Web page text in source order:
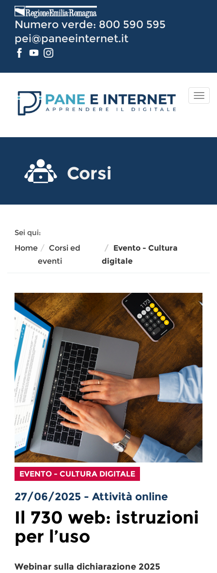
Contenuto
Numero verde: 800 590 595
pei@paneeinternet.it
Corsi
Sei qui:
Home
Corsi ed
eventi
Evento - Cultura
digitale
EVENTO - CULTURA DIGITALE
27/06/2025 - Attività online
Il 730 web: istruzioni
per l’uso
Webinar sulla dichiarazione 2025